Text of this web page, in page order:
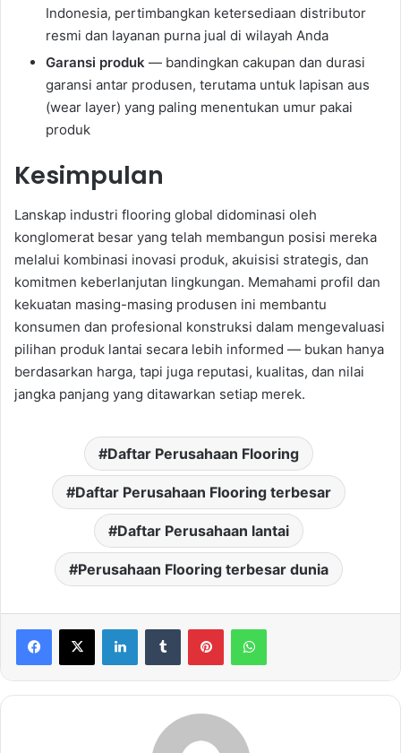
Indonesia, pertimbangkan ketersediaan distributor
resmi dan layanan purna jual di wilayah Anda
Garansi produk — bandingkan cakupan dan durasi
garansi antar produsen, terutama untuk lapisan aus
(wear layer) yang paling menentukan umur pakai
produk
Kesimpulan
Lanskap industri flooring global didominasi oleh
konglomerat besar yang telah membangun posisi mereka
melalui kombinasi inovasi produk, akuisisi strategis, dan
komitmen keberlanjutan lingkungan. Memahami profil dan
kekuatan masing-masing produsen ini membantu
konsumen dan profesional konstruksi dalam mengevaluasi
pilihan produk lantai secara lebih informed — bukan hanya
berdasarkan harga, tapi juga reputasi, kualitas, dan nilai
jangka panjang yang ditawarkan setiap merek.
Daftar Perusahaan Flooring
Daftar Perusahaan Flooring terbesar
Daftar Perusahaan lantai
Perusahaan Flooring terbesar dunia
LinkedInTumblr PinterestWhatsApp